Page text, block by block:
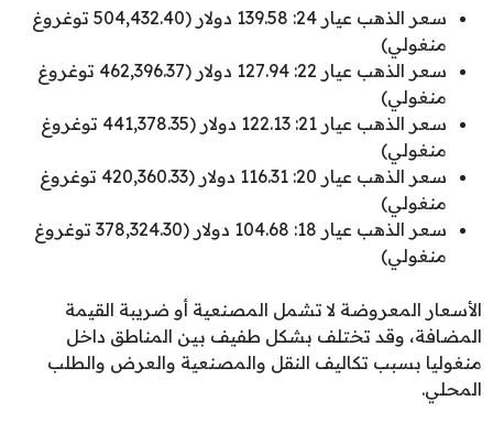
سعر الذهب عيار 24: 139.58 دولار (504,432.40 توغروغ
منغولي)
سعر الذهب عيار 22: 127.94 دولار (462,396.37 توغروغ
منغولي)
سعر الذهب عيار 21: 122.13 دولار (441,378.35 توغروغ
منغولي)
سعر الذهب عيار 20: 116.31 دولار (420,360.33 توغروغ
منغولي)
سعر الذهب عيار 18: 104.68 دولار (378,324.30 توغروغ
منغولي)
الأسعار المعروضة لا تشمل المصنعية أو ضريبة القيمة
المضافة، وقد تختلف بشكل طفيف بين المناطق داخل
منغوليا بسبب تكاليف النقل والمصنعية والعرض والطلب
المحلي.